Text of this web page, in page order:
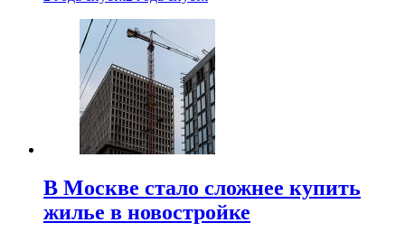
В Москве стало сложнее купить
жилье в новостройке